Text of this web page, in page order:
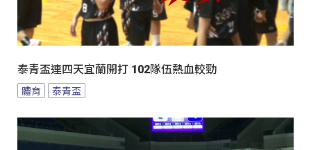
泰青盃連四天宜蘭開打 102隊伍熱血較勁
體育 泰青盃